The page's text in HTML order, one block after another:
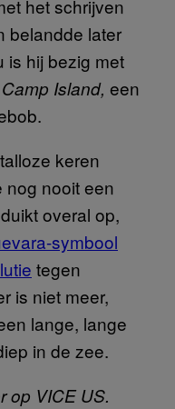
het schrijven
belandde later
is hij bezig met
Island, een
keren
nog nooit een
overal op,
symbool
tegen
is niet meer,
lange, lange
in de zee.
op VICE US.